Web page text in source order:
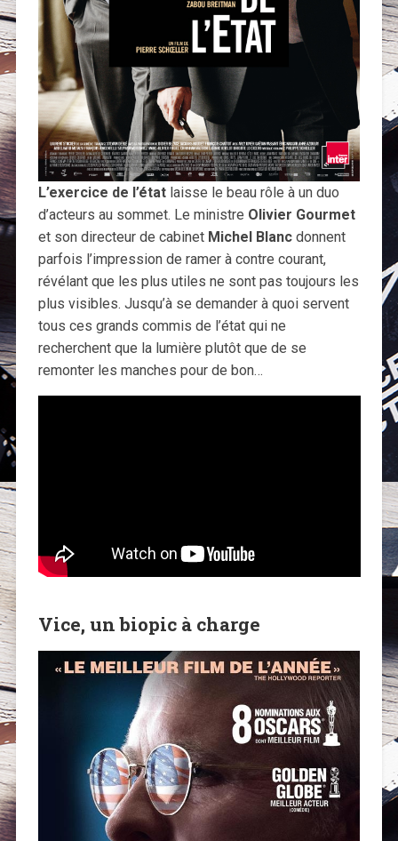
L’exercice de l’étatlaisse le beau rôle à un duo
d’acteurs au sommet. Le ministre Olivier Gourmet
et son directeur de cabinet Michel Blancdonnent
parfois l’impression de ramer à contre courant,
révélant que les plus utiles ne sont pas toujours les
plus visibles. Jusqu’à se demander à quoi servent
tous ces grands commis de l’état qui ne
recherchent que la lumière plutôt que de se
remonter les manches pour de bon…
Vice, un biopic à charge